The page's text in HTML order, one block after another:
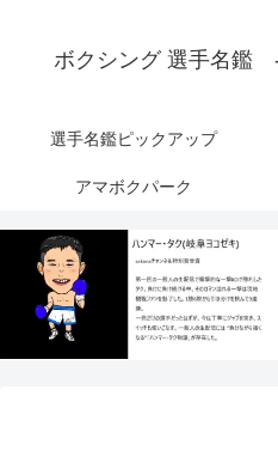
ボクシング 選手名鑑
選手名鑑ピックアップ
アマボクパーク